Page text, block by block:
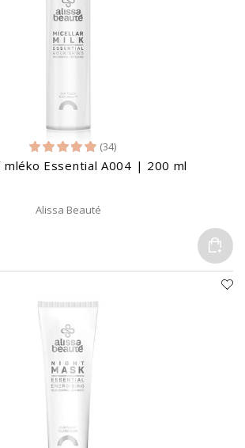
(34)
mléko Essential A004 | 200 ml
Alissa Beauté